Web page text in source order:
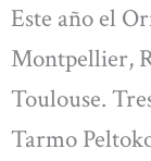
Este año el
Montpellier,
Toulouse.
Tarmo